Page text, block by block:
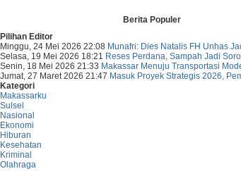
Berita Populer
Pilihan Editor
Minggu, 24 Mei 2026 22:08 Munafri: Dies Natalis FH Unhas
Selasa, 19 Mei 2026 18:21 Reses Perdana, Sampah Jadi
Senin, 18 Mei 2026 21:33 Makassar Menuju Transportasi
Jumat, 27 Maret 2026 21:47 Masuk Proyek Strategis 2026,
Kategori
Makassarku
Sulsel
Nasional
Ekonomi
Hiburan
Kesehatan
Kriminal
Olahraga